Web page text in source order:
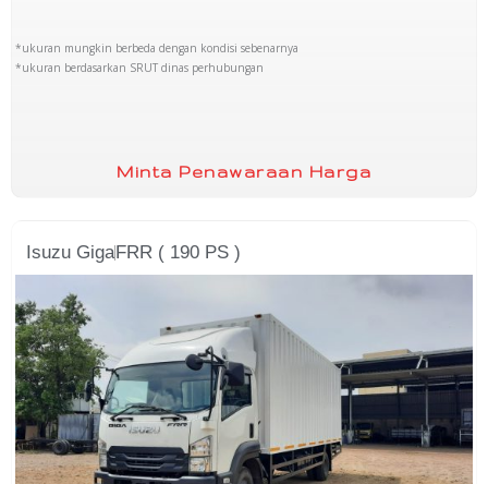
*ukuran mungkin berbeda dengan kondisi sebenarnya
*ukuran berdasarkan SRUT dinas perhubungan
Minta Penawaraan Harga
Isuzu Giga FRR ( 190 PS )